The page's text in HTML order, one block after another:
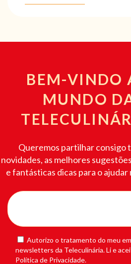
BEM-VINDO
MUNDO
Queremos partilhar consigo
novidades, as melhores
e fantásticas dicas para o ajudar
Autorizo o tratamento do meu
newsletters da Teleculinária. Li e
Política de Privacidade.